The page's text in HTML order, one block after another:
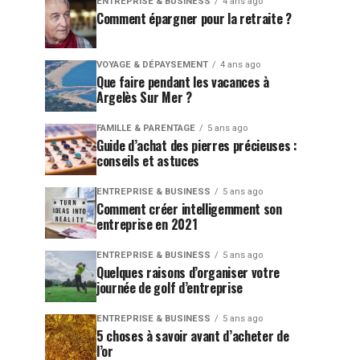
Comment épargner pour la retraite ?
VOYAGE & DÉPAYSEMENT 4 ans ago
Que faire pendant les vacances à
Argelès Sur Mer ?
FAMILLE & PARENTAGE 5 ans ago
Guide d’achat des pierres précieuses :
conseils et astuces
ENTREPRISE & BUSINESS 5 ans ago
Comment créer intelligemment son
entreprise en 2021
ENTREPRISE & BUSINESS 5 ans ago
Quelques raisons d’organiser votre
journée de golf d’entreprise
ENTREPRISE & BUSINESS 5 ans ago
5 choses à savoir avant d’acheter de
l’or